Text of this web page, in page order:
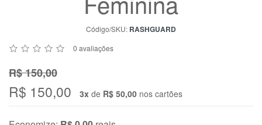
Código/SKU: RASHGUARD
0 avaliações
R$ 150,00
R$ 150,00 3x de R$ 50,00 nos cartões